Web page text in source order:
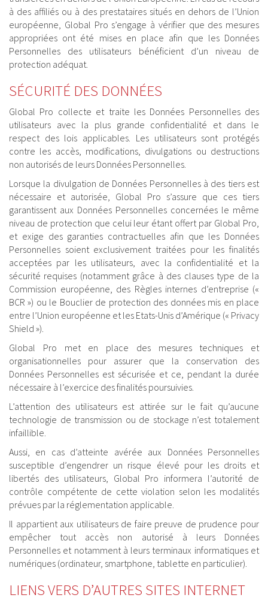
à des affiliés ou à des prestataires situés en dehors de l’Union
européenne, Global Pro s’engage à vérifier que des mesures
appropriées ont été mises en place afin que les Données
Personnelles des utilisateurs bénéficient d’un niveau de
protection adéquat.
SÉCURITÉ DES DONNÉES
Global Pro collecte et traite les Données Personnelles des
utilisateurs avec la plus grande confidentialité et dans le
respect des lois applicables. Les utilisateurs sont protégés
contre les accès, modifications, divulgations ou destructions
non autorisés de leurs Données Personnelles.
Lorsque la divulgation de Données Personnelles à des tiers est
nécessaire et autorisée, Global Pro s’assure que ces tiers
garantissent aux Données Personnelles concernées le même
niveau de protection que celui leur étant offert par Global Pro,
et exige des garanties contractuelles afin que les Données
Personnelles soient exclusivement traitées pour les finalités
acceptées par les utilisateurs, avec la confidentialité et la
sécurité requises (notamment grâce à des clauses type de la
Commission européenne, des Règles internes d’entreprise («
BCR ») ou le Bouclier de protection des données mis en place
entre l’Union européenne et les Etats-Unis d’Amérique (« Privacy
Shield »).
Global Pro met en place des mesures techniques et
organisationnelles pour assurer que la conservation des
Données Personnelles est sécurisée et ce, pendant la durée
nécessaire à l’exercice des finalités poursuivies.
L’attention des utilisateurs est attirée sur le fait qu’aucune
technologie de transmission ou de stockage n’est totalement
infaillible.
Aussi, en cas d’atteinte avérée aux Données Personnelles
susceptible d’engendrer un risque élevé pour les droits et
libertés des utilisateurs, Global Pro informera l’autorité de
contrôle compétente de cette violation selon les modalités
prévues par la réglementation applicable.
Il appartient aux utilisateurs de faire preuve de prudence pour
empêcher tout accès non autorisé à leurs Données
Personnelles et notamment à leurs terminaux informatiques et
numériques (ordinateur, smartphone, tablette en particulier).
LIENS VERS D’AUTRES SITES INTERNET